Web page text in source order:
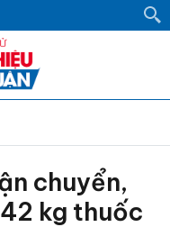
chuyển,
kg thuốc